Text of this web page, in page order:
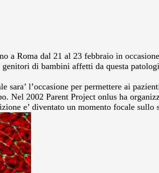
a Roma dal 21 al 23 febbraio in
genitori di bambini affetti da questa
sara’ l’occasione per permettere ai
Nel 2002 Parent Project onlus ha
e’ diventato un momento focale